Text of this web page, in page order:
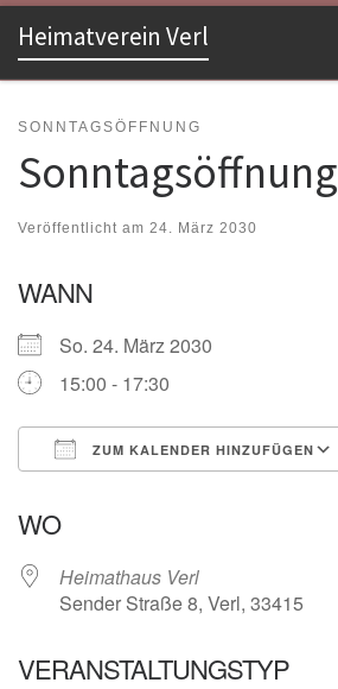
Zum Inhalt springen
Heimatverein Verl
SONNTAGSÖFFNUNG
Sonntagsöffnung
Veröffentlicht am 24. März 2030
WANN
So. 24. März 2030
15:00 - 17:30
ZUM KALENDER HINZUFÜGEN
WO
Heimathaus Verl
Sender Straße 8, Verl, 33415
VERANSTALTUNGSTYP